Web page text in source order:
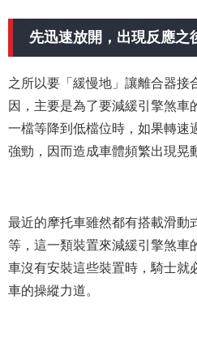
先迅速放開，出現反應之
之所以要「緩慢地」讓離合器接
因，主要是為了要減緩引擎煞車
一檔等降到低檔位時，如果轉速
強勁，因而造成車體頻繁出現晃
最近的摩托車雖然都有搭載滑動
等，這一類裝置來減緩引擎煞車
車沒有安裝這些裝置時，騎士就
車的操縱力道。